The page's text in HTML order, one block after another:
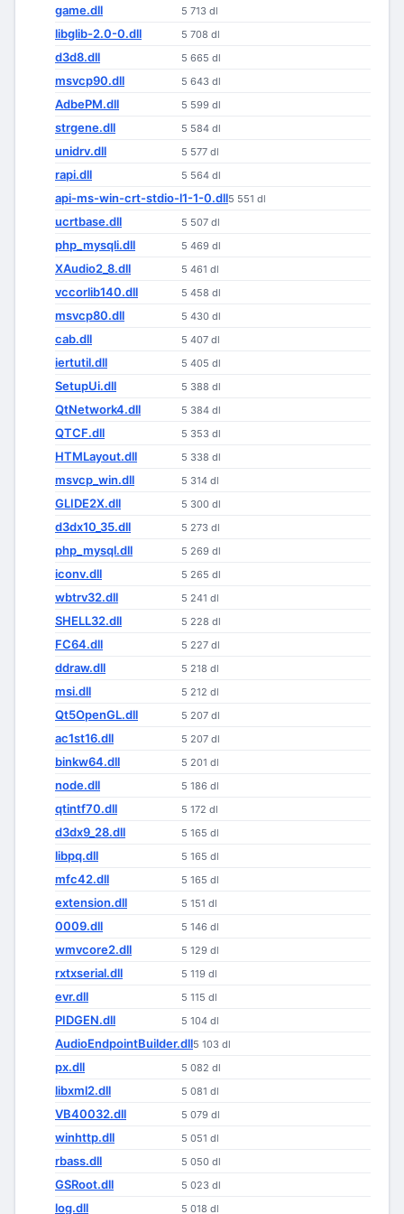
game.dll 5 713 dl
libglib-2.0-0.dll 5 708 dl
d3d8.dll 5 665 dl
msvcp90.dll 5 643 dl
AdbePM.dll 5 599 dl
strgene.dll 5 584 dl
unidrv.dll 5 577 dl
rapi.dll 5 564 dl
api-ms-win-crt-stdio-l1-1-0.dll5 551 dl
ucrtbase.dll 5 507 dl
php_mysqli.dll 5 469 dl
XAudio2_8.dll 5 461 dl
vccorlib140.dll 5 458 dl
msvcp80.dll 5 430 dl
cab.dll 5 407 dl
iertutil.dll 5 405 dl
SetupUi.dll 5 388 dl
QtNetwork4.dll 5 384 dl
QTCF.dll 5 353 dl
HTMLayout.dll 5 338 dl
msvcp_win.dll 5 314 dl
GLIDE2X.dll 5 300 dl
d3dx10_35.dll 5 273 dl
php_mysql.dll 5 269 dl
iconv.dll 5 265 dl
wbtrv32.dll 5 241 dl
SHELL32.dll 5 228 dl
FC64.dll 5 227 dl
ddraw.dll 5 218 dl
msi.dll 5 212 dl
Qt5OpenGL.dll 5 207 dl
ac1st16.dll 5 207 dl
binkw64.dll 5 201 dl
node.dll 5 186 dl
qtintf70.dll 5 172 dl
d3dx9_28.dll 5 165 dl
libpq.dll 5 165 dl
mfc42.dll 5 165 dl
extension.dll 5 151 dl
0009.dll 5 146 dl
wmvcore2.dll 5 129 dl
rxtxserial.dll 5 119 dl
evr.dll 5 115 dl
PIDGEN.dll 5 104 dl
AudioEndpointBuilder.dll5 103 dl
px.dll 5 082 dl
libxml2.dll 5 081 dl
VB40032.dll 5 079 dl
winhttp.dll 5 051 dl
rbass.dll 5 050 dl
GSRoot.dll 5 023 dl
log.dll 5 018 dl